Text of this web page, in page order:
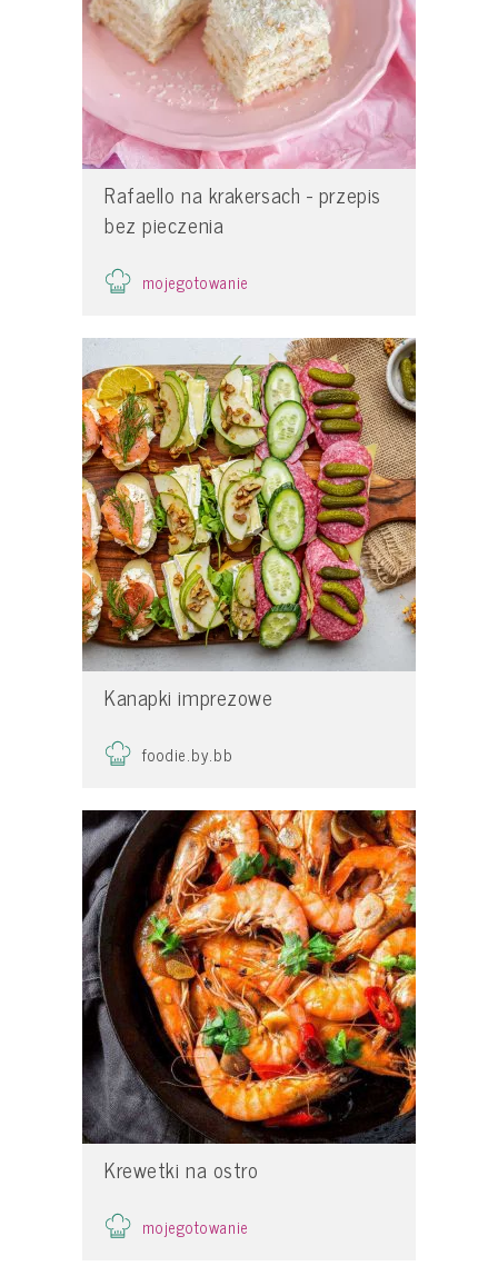
Rafaello na krakersach - przepis
bez pieczenia
mojegotowanie
Kanapki imprezowe
foodie.by.bb
Krewetki na ostro
mojegotowanie